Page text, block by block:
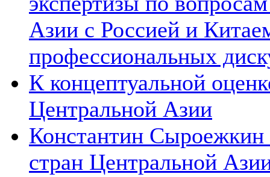
Азии с Россией и
профессиональных
К концептуальной
Центральной Азии
Константин Сыроежкин
стран Центральной